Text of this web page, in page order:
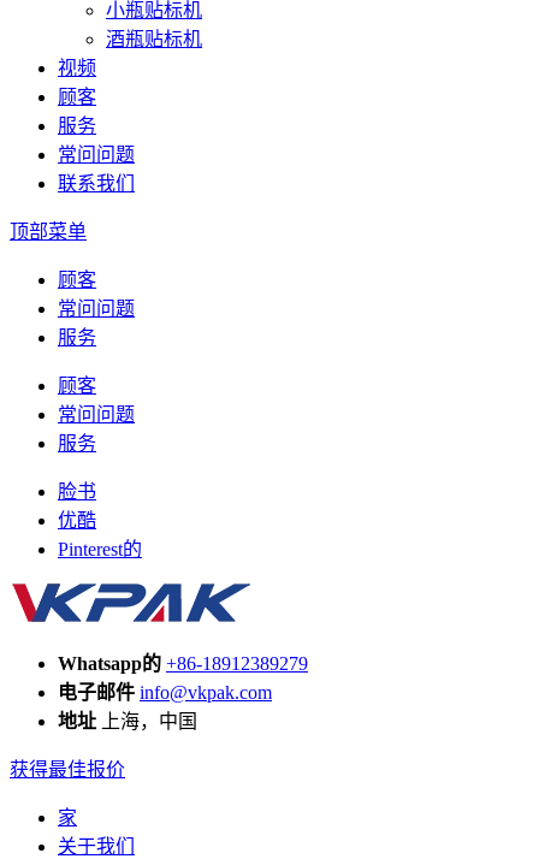
小瓶贴标机
酒瓶贴标机
视频
顾客
服务
常问问题
联系我们
顶部菜单
顾客
常问问题
服务
顾客
常问问题
服务
脸书
优酷
Pinterest的
Whatsapp的 +86-18912389279
电子邮件 info@vkpak.com
地址 上海，中国
获得最佳报价
家
关于我们